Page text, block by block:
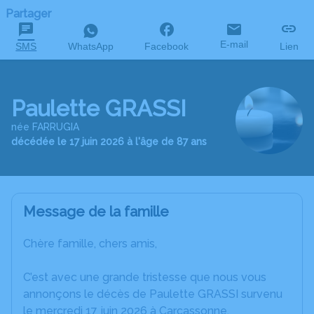
Partager
SMS WhatsApp Facebook E-mail Lien
Paulette GRASSI
née FARRUGIA
décédée le 17 juin 2026 à l'âge de 87 ans
Message de la famille
Chère famille, chers amis,
C’est avec une grande tristesse que nous vous
annonçons le décès de Paulette GRASSI survenu
le mercredi 17 juin 2026 à Carcassonne.